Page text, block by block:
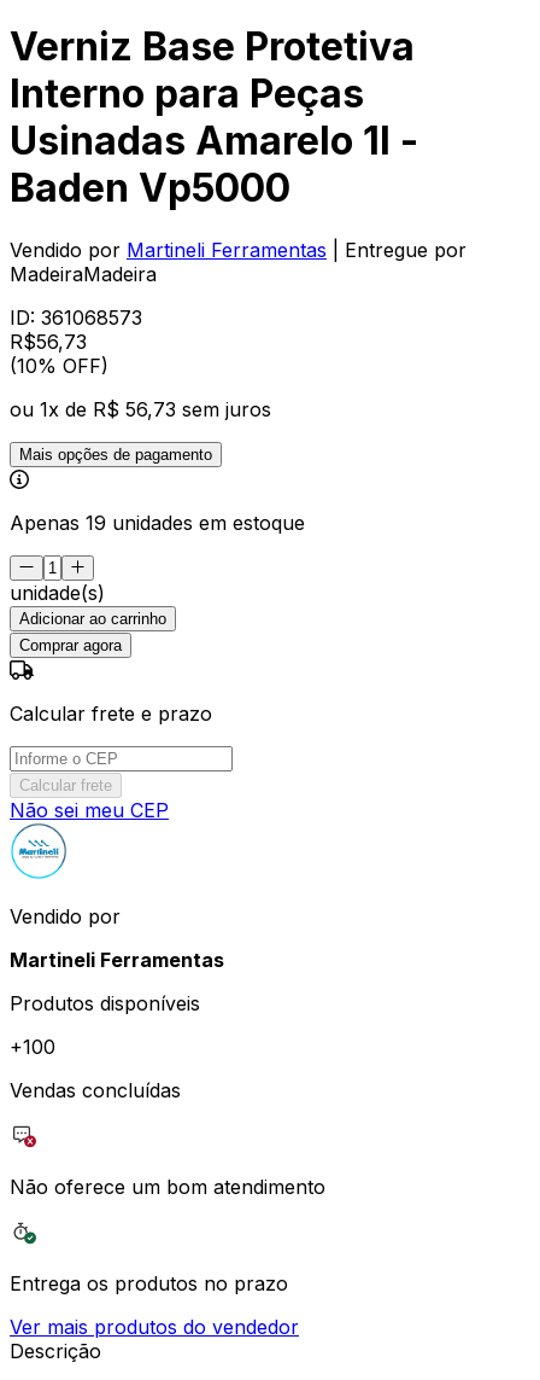
Verniz Base Protetiva
Interno para Peças
Usinadas Amarelo 1l -
Baden Vp5000
Vendido por Martineli Ferramentas
| Entregue por
MadeiraMadeira
ID: 361068573
R$56,73
(10% OFF)
ou 1x de R$ 56,73 sem juros
Mais opções de pagamento
Apenas 19 unidades em estoque
unidade(s)
Adicionar ao carrinho
Comprar agora
Calcular frete e prazo
Calcular frete
Não sei meu CEP
Vendido por
Martineli Ferramentas
Produtos disponíveis
+100
Vendas concluídas
Não oferece um bom atendimento
Entrega os produtos no prazo
Ver mais produtos do vendedor
Descrição